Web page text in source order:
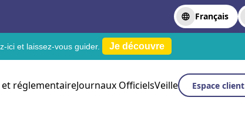
Français
ici et laissez-vous guider. Je découvre
réglementaireJournaux OfficielsVeille Espace client